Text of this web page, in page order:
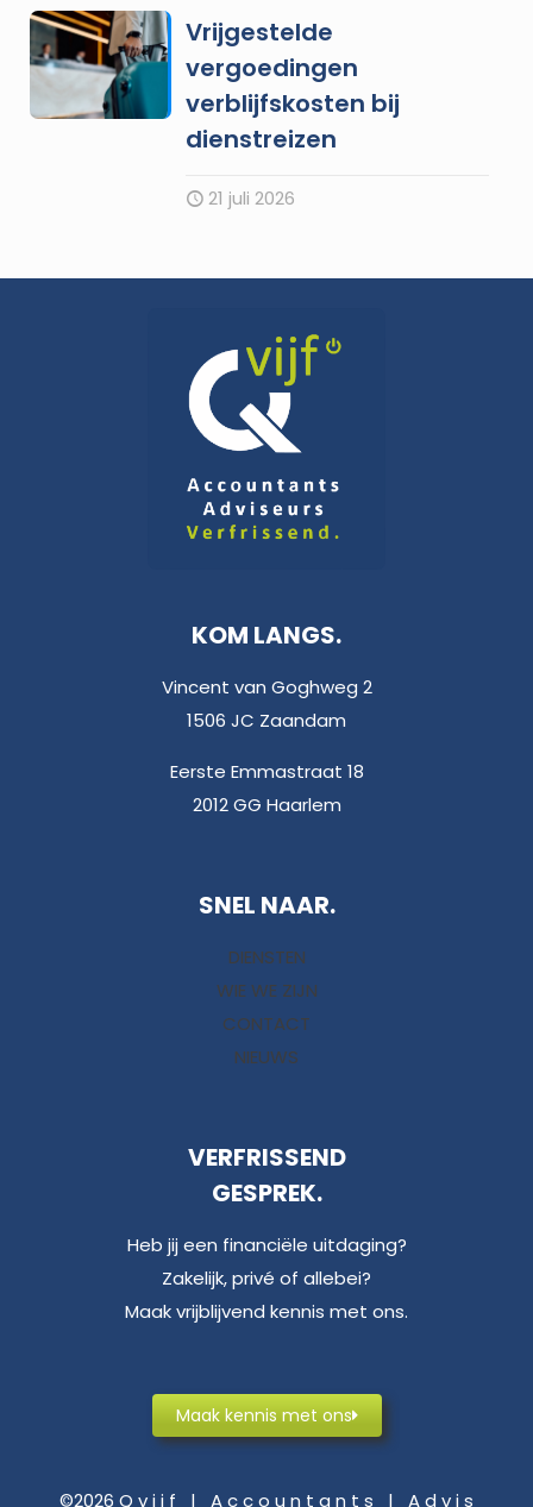
Vrijgestelde
vergoedingen
verblijfskosten bij
dienstreizen
21 juli 2026
KOM LANGS.
Vincent van Goghweg 2
1506 JC Zaandam
Eerste Emmastraat 18
2012 GG Haarlem
SNEL NAAR.
DIENSTEN
WIE WE ZIJN
CONTACT
NIEUWS
VERFRISSEND
GESPREK.
Heb jij een financiële uitdaging?
Zakelijk, privé of allebei?
Maak vrijblijvend kennis met ons.
Maak kennis met ons
©2026 Q v i j f | A c c o u n t a n t s | A d v i s